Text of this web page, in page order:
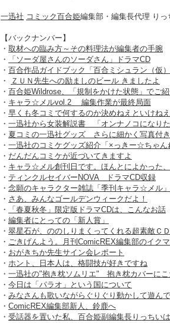
一迅社 コミック百合姫編集部・編集長代理 りっ
【バックナンバー】
・ 取材への臨み方～その料理法が編集者の手腕
・
「ソーダ屋さんのソーダさん」ドラマCD
・ 百合作品ガイドブック「百合ミシュラン（仮
・
ＺＵＮ先生への励ましのビール きましたよ
・ 百合姫Wildrose、「規制をかけた状態」でご
・ キャラ☆メルvol.2 編集作業が最終局面
・ 早くも冬コミで何するのか決めねえといけね
・ 一迅社から女装解説書 「オンナノコになり
・ 夏コミの一迅社グッズ さらに細かく写真付
・ 一迅社のコミケグッズ紹介「×っきー☆ちゃん
・ だんだんコミケが近づいてきますよ
・ キャラ☆メル創刊日です。ほんとによかった
・ ティンクルセイバーNOVA ドラマCD収録
・ 念願のキャラクター雑誌「季刊キャラ☆メル」
・ さあ、みんなゴールデンウィークだよ！
・
「春夏秋冬」限定版ドラマCDは、こんなお話
・ 編集者にとっての「新人賞」
・ 翠星石が、ののしりまくってくれる超素敵ＣＤ
・ ごきげんよう。月刊ComicREX編集部のイク
・ おがきちか先生サイン会レポート
・ ホント、日本人は、格闘技が好きですね
・ 一迅社の"抱き枕ソムリエ" 抱き枕カバーにこ
・ 今日は「パラオ」という国について
・ みなさんも歌いながらぐりぐり動かして遊ん
・ ComicREX編集部新人、鈴鹿へ
・ 受話器を置いた私、百合姫副編集長りっちい